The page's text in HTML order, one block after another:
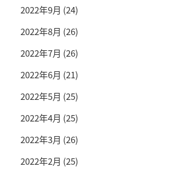
2022年9月 (24)
2022年8月 (26)
2022年7月 (26)
2022年6月 (21)
2022年5月 (25)
2022年4月 (25)
2022年3月 (26)
2022年2月 (25)